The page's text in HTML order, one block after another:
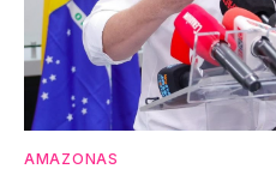
AMAZONAS